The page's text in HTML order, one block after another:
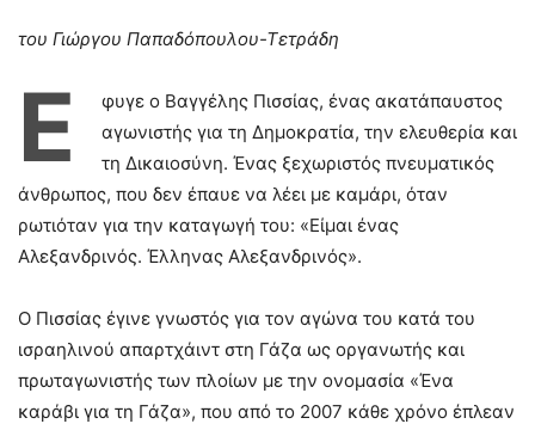
του Γιώργου Παπαδόπουλου-Τετράδη
Έ
φυγε ο Βαγγέλης Πισσίας, ένας ακατάπαυστος
αγωνιστής για τη Δημοκρατία, την ελευθερία και
τη Δικαιοσύνη. Ένας ξεχωριστός πνευματικός
άνθρωπος, που δεν έπαυε να λέει με καμάρι, όταν
ρωτιόταν για την καταγωγή του: «Είμαι ένας
Αλεξανδρινός. Έλληνας Αλεξανδρινός».
Ο Πισσίας έγινε γνωστός για τον αγώνα του κατά του
ισραηλινού απαρτχάιντ στη Γάζα ως οργανωτής και
πρωταγωνιστής των πλοίων με την ονομασία «Ένα
καράβι για τη Γάζα», που από το 2007 κάθε χρόνο έπλεαν